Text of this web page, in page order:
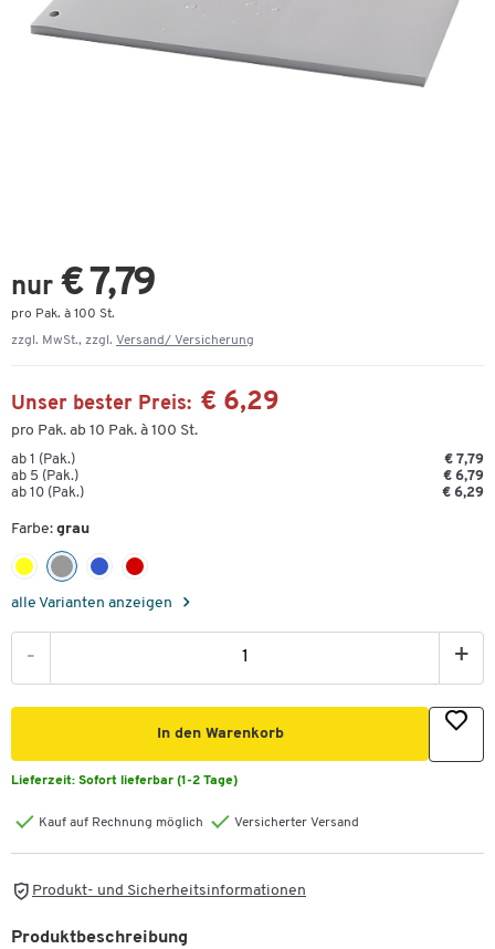
nur € 7,79
pro Pak. à 100 St.
zzgl. MwSt., zzgl. Versand/ Versicherung
Unser bester Preis: € 6,29
pro Pak. ab 10 Pak. à 100 St.
ab 1 (Pak.)
€ 7,79
ab 5 (Pak.)
€ 6,79
ab 10 (Pak.)
€ 6,29
Farbe: grau
alle Varianten anzeigen
- +
In den Warenkorb
Lieferzeit: Sofort lieferbar (1-2 Tage)
Kauf auf Rechnung möglich Versicherter Versand
Produkt- und Sicherheitsinformationen
Produktbeschreibung